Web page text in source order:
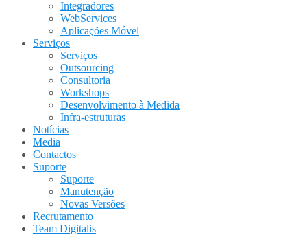
Integradores
WebServices
Aplicações Móvel
Serviços
Serviços
Outsourcing
Consultoria
Workshops
Desenvolvimento à Medida
Infra-estruturas
Notícias
Media
Contactos
Suporte
Suporte
Manutenção
Novas Versões
Recrutamento
Team Digitalis